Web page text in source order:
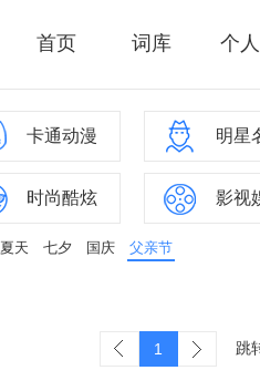
首页 词库 个
卡通动漫 明星
时尚酷炫 影视
夏天 七夕 国庆 父亲节
1 跳